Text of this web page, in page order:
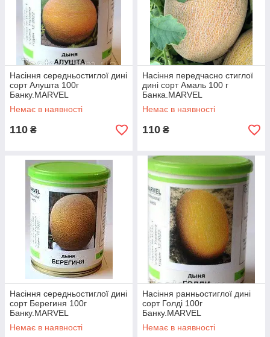
Насіння середньостиглої дині
сорт Алушта 100г
Банку.MARVEL
Немає в наявності
110 ₴
Насіння передчасно стиглої
дині сорт Амаль 100 г
Банка.MARVEL
Немає в наявності
110 ₴
Насіння середньостиглої дині
сорт Берегиня 100г
Банку.MARVEL
Немає в наявності
Насіння ранньостиглої дині
сорт Голді 100г
Банку.MARVEL
Немає в наявності